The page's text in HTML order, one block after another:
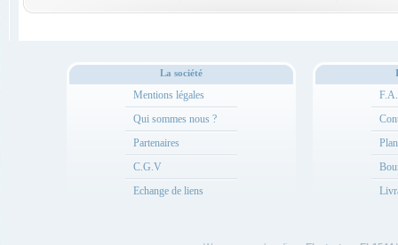
La société
Mentions légales
Qui sommes nous ?
Partenaires
C.G.V
Echange de liens